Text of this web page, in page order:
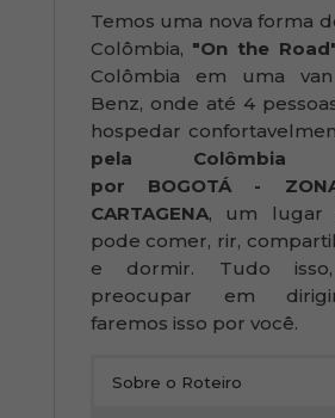
Temos uma nova forma
Colômbia, "On the
Colômbia em uma
Benz, onde até 4
hospedar
pela Colômbia
por BOGOTÁ -
CARTAGENA, um lugar
pode comer, rir,
e dormir. Tudo
preocupar em
faremos isso por você.
Sobre o Roteiro